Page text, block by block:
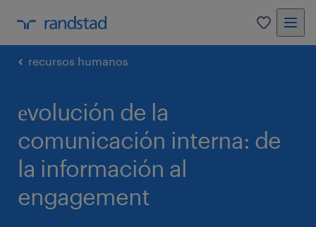
0
recursos humanos
еvolución de la
comunicación interna: de
la información al
engagement